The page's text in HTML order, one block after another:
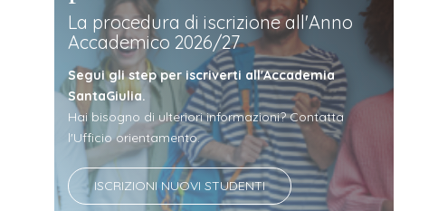
studente
iscritto
docente
La procedura di iscrizione all'Anno
Accademico 2026/27
Segui gli step per iscriverti all'Accademia
SantaGiulia.
Hai bisogno di ulteriori informazioni? Contatta
l'Ufficio orientamento.
ISCRIZIONI NUOVI STUDENTI